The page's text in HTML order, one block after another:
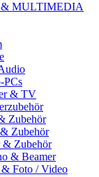
MULTIMEDIA
PCs
& TV
Zubehör
Zubehör
& Zubehör
& Beamer
Foto / Video